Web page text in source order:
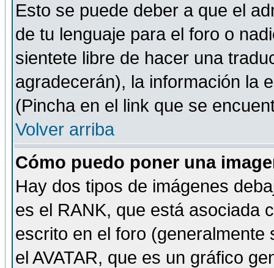
Esto se puede deber a que el
de tu lenguaje para el foro o
sientete libre de hacer una
agradecerán), la información la
(Pincha en el link que se
Volver arriba
Cómo puedo poner una
Hay dos tipos de imágenes
es el RANK, que está asociada
escrito en el foro
el AVATAR, que es un gráfico